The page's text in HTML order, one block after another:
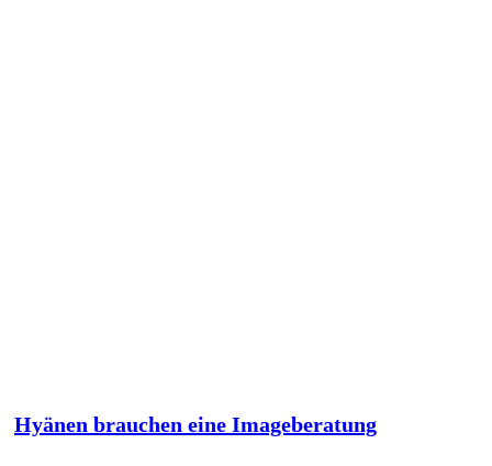
Hyänen brauchen eine Imageberatung